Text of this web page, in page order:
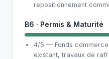
repositionnement
B6 · Permis & Maturité
4/5 — Fonds
existant, travaux de